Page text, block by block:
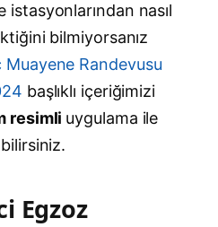
nasıl
bilmiyorsanız
Randevusu
başlıklı içeriğimizi
resimli uygulama ile
Egzoz